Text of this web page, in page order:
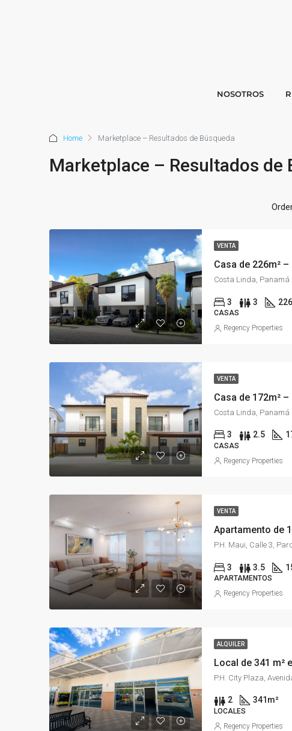
NOSOTROS
Home Marketplace – Resultados de Búsqueda
Marketplace – Resultados de
VENTA
Casa de 226m²
Costa Linda, Panamá
3 3 226
CASAS
Regency Properties
VENTA
Casa de 172m²
Costa Linda, Panamá
3 2.5
CASAS
Regency Properties
VENTA
Apartamento de
3 3.5
APARTAMENTOS
Regency Properties
ALQUILER
Local de 341 m²
P.H. City Plaza,
2 341 m²
LOCALES
Regency Properties